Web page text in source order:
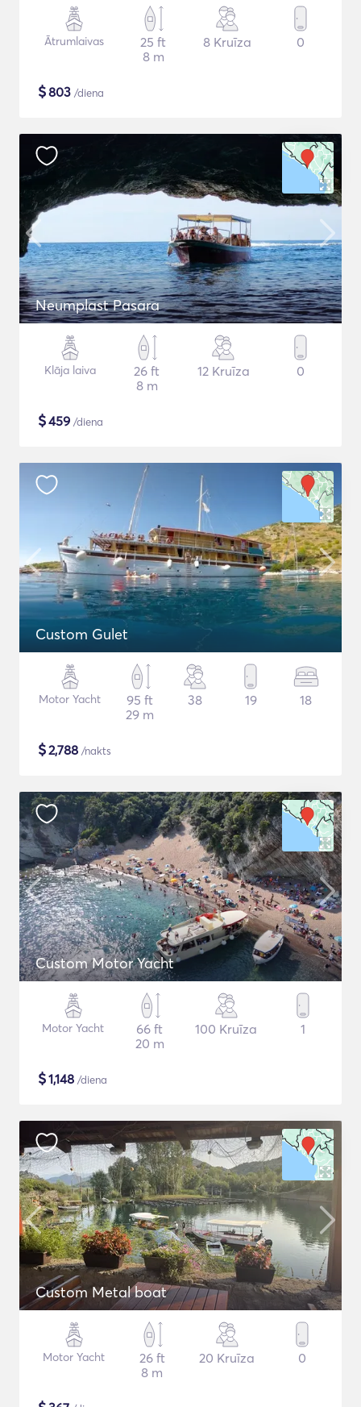
Ātrumlaivas
25 ft
8 m
8 Kruīza 0
$803 /diena
Neumplast Pasara
Klāja laiva
26 ft
8 m
12 Kruīza 0
$459 /diena
Custom Gulet
Motor Yacht
95 ft
29 m
38 19 18
$2,788 /nakts
Custom Motor Yacht
Motor Yacht
66 ft
20 m
100 Kruīza 1
$1,148 /diena
Custom Metal boat
Motor Yacht
26 ft
8 m
20 Kruīza 0